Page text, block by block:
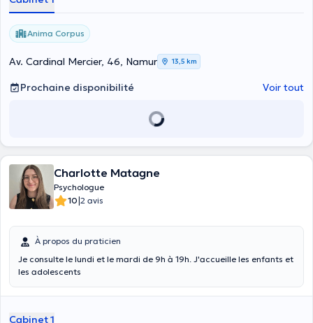
Anima Corpus
Av. Cardinal Mercier, 46, Namur 13,5 km
Prochaine disponibilité Voir tout
Charlotte Matagne
Psychologue
10|2 avis
À propos du praticien
Je consulte le lundi et le mardi de 9h à 19h. J'accueille les enfants et
les adolescents
Cabinet 1